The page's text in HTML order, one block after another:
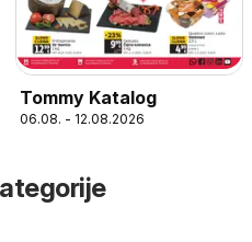
Tommy Katalog
06.08. - 12.08.2026